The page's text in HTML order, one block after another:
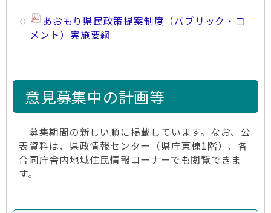
あおもり県民政策提案制度（パブリック・コ
メント）実施要綱
意見募集中の計画等
募集期間の新しい順に掲載しています。なお、公
表資料は、県政情報センター（県庁東棟1階）、各
合同庁舎内地域住民情報コーナーでも閲覧できま
す。